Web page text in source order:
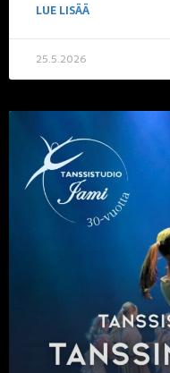
LUE LISÄÄ
25.5.2026